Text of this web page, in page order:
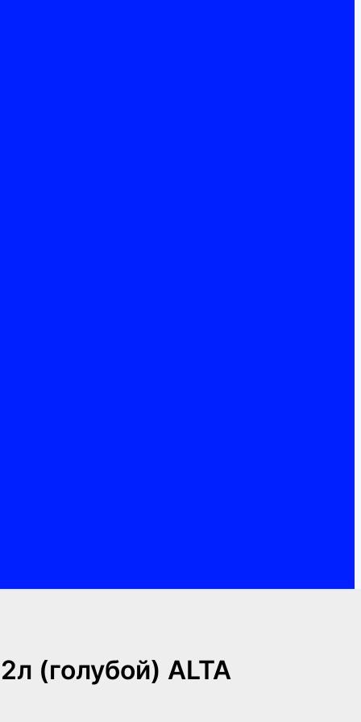
(голубой) ALTA